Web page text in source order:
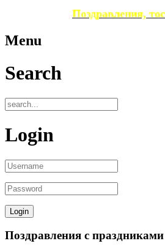
Поздравления,
Menu
Search
Login
Поздравления с праздниками